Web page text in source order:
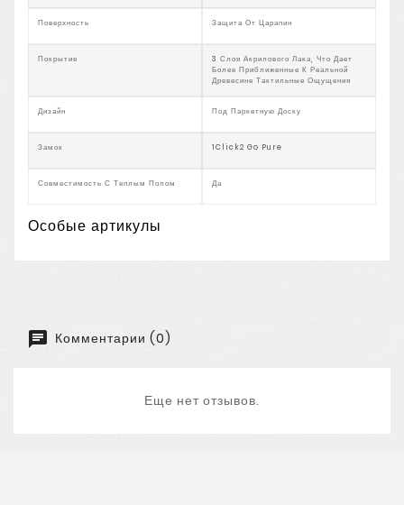
Поверхность Защита От Царапин
Покрытие
3 Слоя Акрилового Лака, Что Дает
Более Приближенные К Реальной
Древесине Тактильные Ощущения
Дизайн Под Паркетную Доску
Замок 1Click2 Go Pure
Совместимость С Теплым Полом Да
Особые артикулы
Комментарии (0)
Еще нет отзывов.